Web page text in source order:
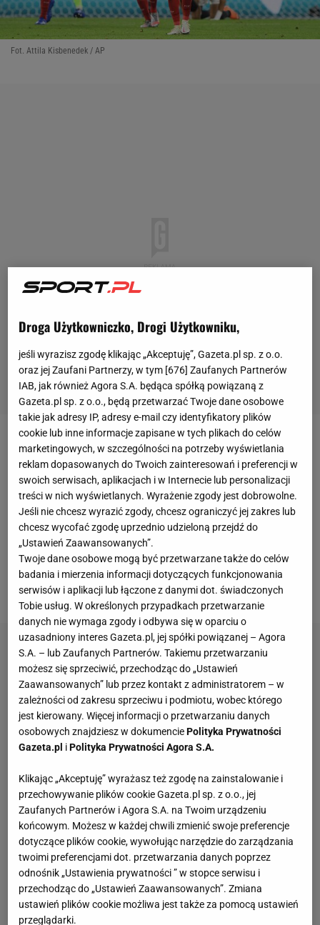
Fot. Attila Kisbenedek / AP
Bayern Monachium w niedzielę przegrał w fatalnym
stylu 1:4 z Hoffenheim. Z bardzo dobrej strony w tym
meczuspisał się Andrej Kramarić, napastnik
Hoffenheim, który zdobył dwie bramki. Chorwat
znakomicie rozpoczął sezon, bo w pierwszym
spotkaniu, przeciwkoFC Koeln
pięcioma bramkami na swoim koncie jest liderem
klasyfikacji strzelców Bundesligi.
Droga Użytkowniczko, Drogi Użytkowniku,
jeśli wyrazisz zgodę klikając „Akceptuję”, Gazeta.pl sp. z o.o.
oraz jej Zaufani Partnerzy, w tym [676] Zaufanych Partnerów
IAB, jak również Agora S.A. będąca spółką powiązaną z
Gazeta.pl sp. z o.o., będą przetwarzać Twoje dane osobowe
takie jak adresy IP, adresy e-mail czy identyfikatory plików
cookie lub inne informacje zapisane w tych plikach do celów
marketingowych, w szczególności na potrzeby wyświetlania
reklam dopasowanych do Twoich zainteresowań i preferencji w
swoich serwisach, aplikacjach i w Internecie lub personalizacji
treści w nich wyświetlanych. Wyrażenie zgody jest dobrowolne.
Jeśli nie chcesz wyrazić zgody, chcesz ograniczyć jej zakres lub
chcesz wycofać zgodę uprzednio udzieloną przejdź do
„Ustawień Zaawansowanych”.
Twoje dane osobowe mogą być przetwarzane także do celów
badania i mierzenia informacji dotyczących funkcjonowania
serwisów i aplikacji lub łączone z danymi dot. świadczonych
Tobie usług. W określonych przypadkach przetwarzanie
danych nie wymaga zgody i odbywa się w oparciu o
uzasadniony interes Gazeta.pl, jej spółki powiązanej – Agora
S.A. – lub Zaufanych Partnerów. Takiemu przetwarzaniu
możesz się sprzeciwić, przechodząc do „Ustawień
Zaawansowanych” lub przez kontakt z administratorem – w
zależności od zakresu sprzeciwu i podmiotu, wobec którego
jest kierowany. Więcej informacji o przetwarzaniu danych
osobowych znajdziesz w dokumenciePolityka Prywatności
Gazeta.pl iPolityka Prywatności Agora S.A.
Klikając „Akceptuję” wyrażasz też zgodę na zainstalowanie i
przechowywanie plików cookie Gazeta.pl sp. z o.o., jej
Zaufanych Partnerów i Agora S.A. na Twoim urządzeniu
końcowym. Możesz w każdej chwili zmienić swoje preferencje
dotyczące plików cookie, wywołując narzędzie do zarządzania
twoimi preferencjami dot. przetwarzania danych poprzez
odnośnik „Ustawienia prywatności ” w stopce serwisu i
przechodząc do „Ustawień Zaawansowanych”. Zmiana
ustawień plików cookie możliwa jest także za pomocą ustawień
przeglądarki.